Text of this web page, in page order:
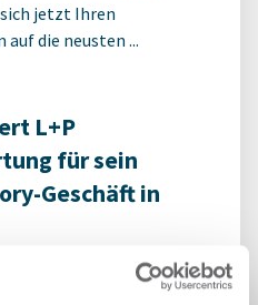
jetzt Ihren
die neusten ...
L+P
für sein
Geschäft in